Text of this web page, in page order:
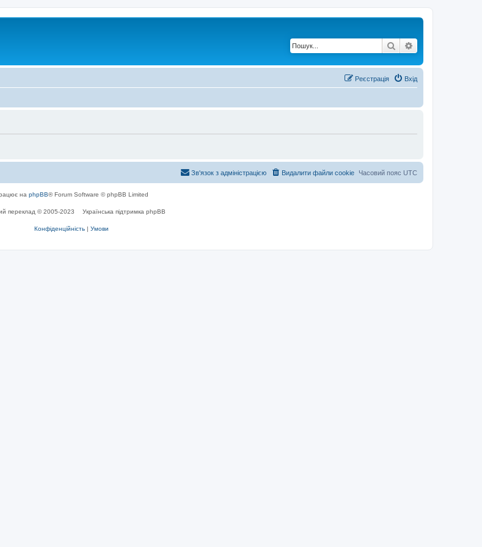
Пошук
Вхід
Реєстрація
Часовий пояс UTC
Видалити файли cookie
Зв'язок з адміністрацією
на phpBB® Forum Software © phpBB Limited
переклад © 2005-2023 Українська підтримка phpBB
Конфіденційність | Умови